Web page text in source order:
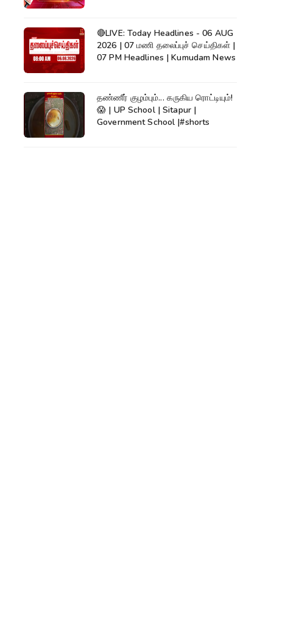
🔴LIVE: Today Headlines - 06 AUG
2026 | 07 மணி தலைப்புச் செய்திகள் |
07 PM Headlines | Kumudam News
தண்ணீர் குழம்பும்... கருகிய ரொட்டியும்!
😱 | UP School | Sitapur |
Government School |#shorts